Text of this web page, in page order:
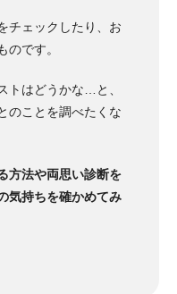
チェックしたり、お
のです。
トはどうかな…と、
のことを調べたくな
方法や両思い診断を
気持ちを確かめてみ